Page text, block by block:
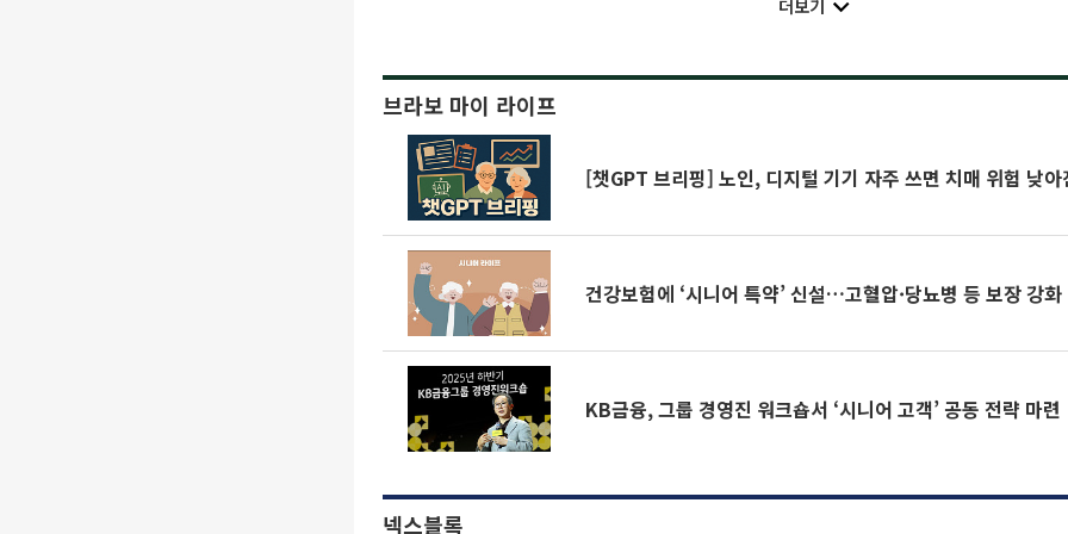
더보기
브라보 마이 라이프
[챗GPT 브리핑] 노인, 디지털 기기 자주 쓰면 치매 위험 낮
건강보험에 ‘시니어 특약’ 신설…고혈압·당뇨병 등 보장 강화
KB금융, 그룹 경영진 워크숍서 ‘시니어 고객’ 공동 전략 마련
넥스블록